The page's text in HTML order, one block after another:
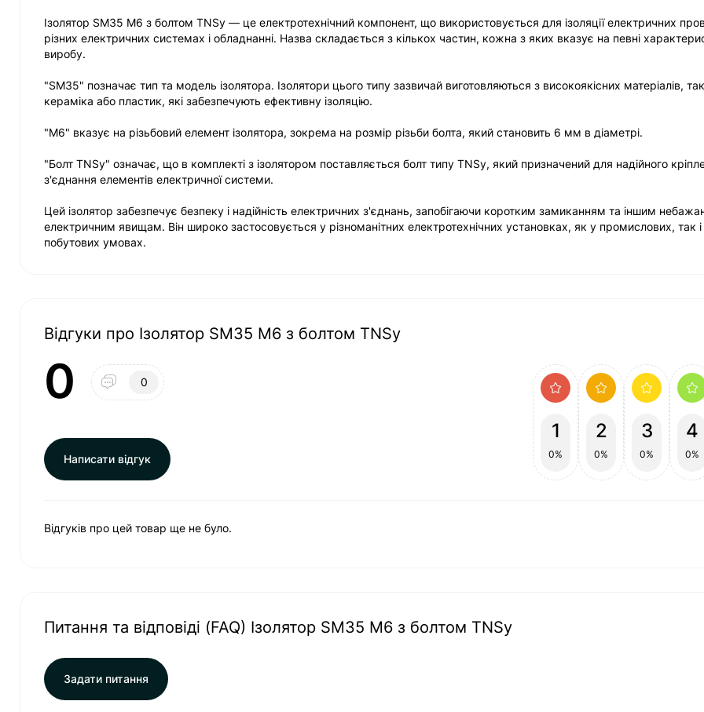
Ізолятор SM35 М6 з болтом TNSy — це електротехнічний компонент, що використовується для ізоляції електричних
різних електричних системах і обладнанні. Назва складається з кількох частин, кожна з яких вказує на певні
виробу.
"SM35" позначає тип та модель ізолятора. Ізолятори цього типу зазвичай виготовляються з високоякісних матеріалів,
кераміка або пластик, які забезпечують ефективну ізоляцію.
"М6" вказує на різьбовий елемент ізолятора, зокрема на розмір різьби болта, який становить 6 мм в діаметрі.
"Болт TNSy" означає, що в комплекті з ізолятором поставляється болт типу TNSy, який призначений для надійного
з'єднання елементів електричної системи.
Цей ізолятор забезпечує безпеку і надійність електричних з'єднань, запобігаючи коротким замиканням та іншим
електричним явищам. Він широко застосовується у різноманітних електротехнічних установках, як у промислових, так і
побутових умовах.
Відгуки про Ізолятор SM35 М6 з болтом TNSy
0 0
Написати відгук
1
0%
2
0%
3
0%
4
0%
Відгуків про цей товар ще не було.
Питання та відповіді (FAQ) Ізолятор SM35 М6 з болтом TNSy
Задати питання